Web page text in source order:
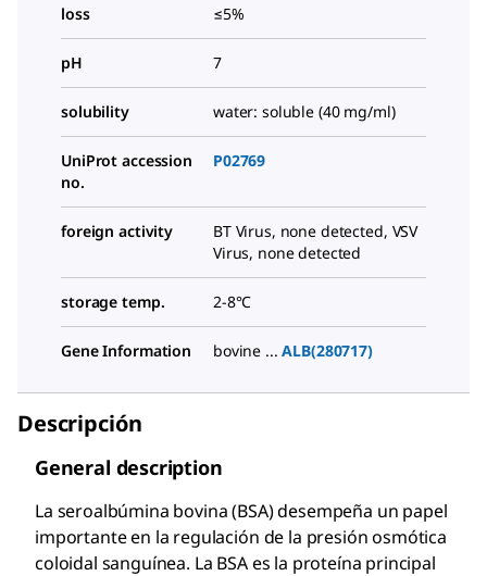
loss ≤5%
pH 7
solubility water: soluble (40 mg/ml)
UniProt accession
no.
P02769
foreign activity
BT Virus, none detected, VSV
Virus, none detected
storage temp. 2-8°C
Gene Information bovine ...ALB(280717)
Descripción
General description
La seroalbúmina bovina (BSA) desempeña un papel
importante en la regulación de la presión osmótica
coloidal sanguínea. La BSA es la proteína principal